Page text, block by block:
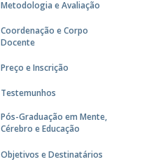
Metodologia e Avaliação
Coordenação e Corpo
Docente
Preço e Inscrição
Testemunhos
Pós-Graduação em Mente,
Cérebro e Educação
Objetivos e Destinatários